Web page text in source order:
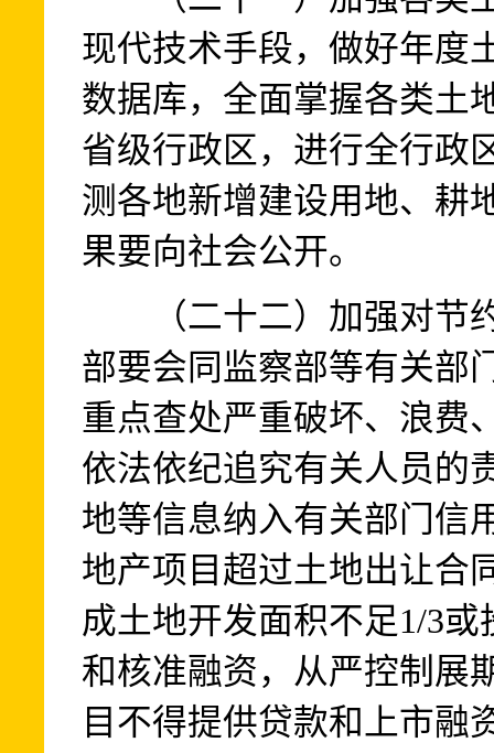
现代技术手段，做好年度
数据库，全面掌握各类土
省级行政区，进行全行政
测各地新增建设用地、耕
果要向社会公开。
（二十二）加强对节约
部要会同监察部等有关部
重点查处严重破坏、浪费
依法依纪追究有关人员的
地等信息纳入有关部门信
地产项目超过土地出让合
成土地开发面积不足1/3
和核准融资，从严控制展
目不得提供贷款和上市融